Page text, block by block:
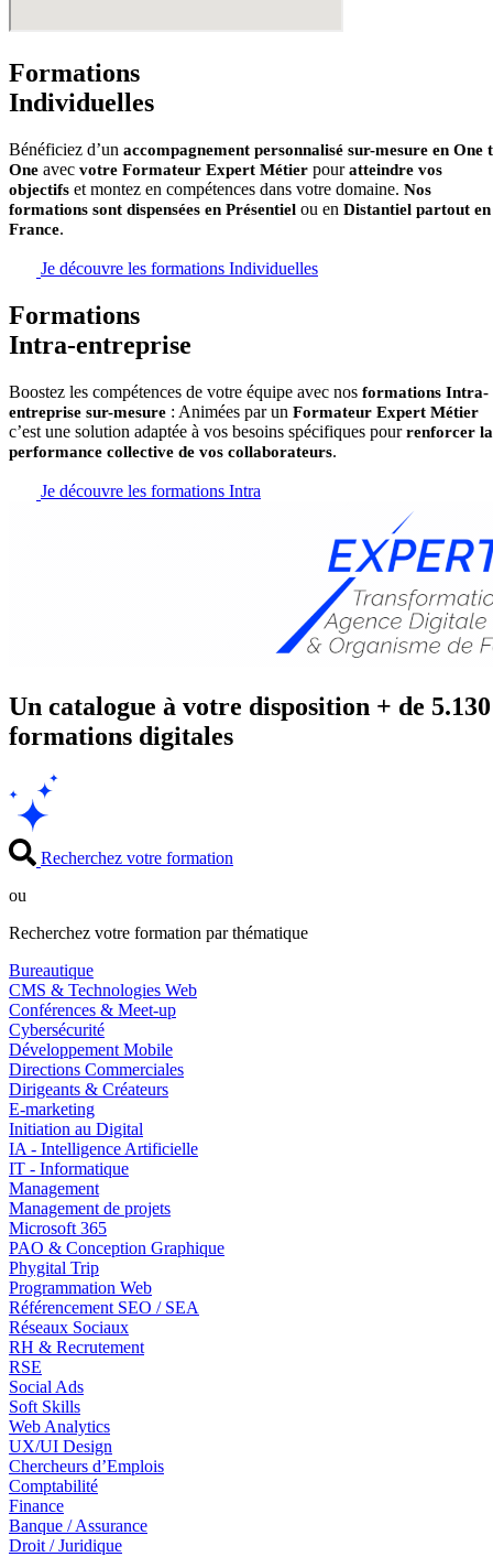
Formations
Individuelles
Bénéficiez d’un accompagnement personnalisé sur-mesure en One
One avec votre Formateur Expert Métier pouratteindre vos
objectifs et montez en compétences dans votre domaine. Nos
formations sont dispensées en Présentiel ou en Distantiel partout en
France.
Je découvre les formations Individuelles
Formations
Intra-entreprise
Boostez les compétences de votre équipe avec nos formations Intra-
entreprise sur-mesure : Animées par un Formateur Expert Métier
c’est une solution adaptée à vos besoins spécifiques pourrenforcer la
performance collective de vos collaborateurs.
Je découvre les formations Intra
Un catalogue à votre disposition + de 5.130
formations digitales
Recherchez votre formation
ou
Recherchez votre formation par thématique
Bureautique
CMS & Technologies Web
Conférences & Meet-up
Cybersécurité
Développement Mobile
Directions Commerciales
Dirigeants & Créateurs
E-marketing
Initiation au Digital
IA - Intelligence Artificielle
IT - Informatique
Management
Management de projets
Microsoft 365
PAO & Conception Graphique
Phygital Trip
Programmation Web
Référencement SEO / SEA
Réseaux Sociaux
RH & Recrutement
RSE
Social Ads
Soft Skills
Web Analytics
UX/UI Design
Chercheurs d’Emplois
Comptabilité
Finance
Banque / Assurance
Droit / Juridique